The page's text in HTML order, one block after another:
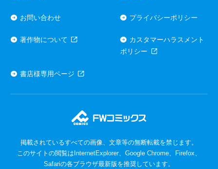
お問い合わせ プライバシーポリシー
著作物について
カスタマーハラスメント
ポリシー
書店様専用ページ
掲載されているすべての画像、文章等の無断転載を禁じます。
このサイトの閲覧はInternetExplorer、Google Chrome、Firefox、
Safariの各ブラウザ最新版を推奨しています。